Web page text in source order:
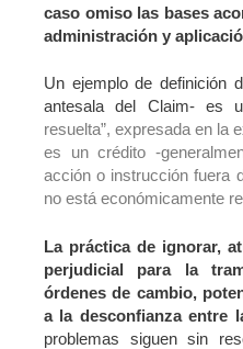
caso omiso las bases
administración y
Un ejemplo de definición
antesala del Claim- es
resuelta”, expresada en la
es un crédito -
acción o instrucción fuera
no está económicamente
La práctica de ignorar,
perjudicial para la
órdenes de cambio,
a la desconfianza entre
problemas siguen sin